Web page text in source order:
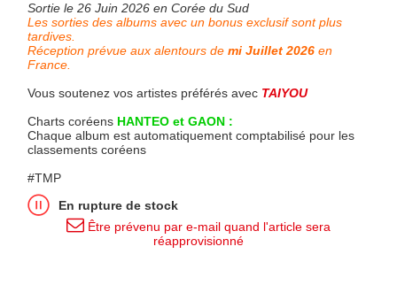
Sortie le 26 Juin 2026 en Corée du Sud
Les sorties des albums avec un bonus exclusif sont plus
tardives.
Réception prévue aux alentours de mi Juillet 2026 en
France.
Vous soutenez vos artistes préférés avec TAIYOU
Charts coréens HANTEO et GAON :
Chaque album est automatiquement comptabilisé pour les
classements coréens
#TMP
En rupture de stock
Être prévenu par e-mail quand l'article sera
réapprovisionné